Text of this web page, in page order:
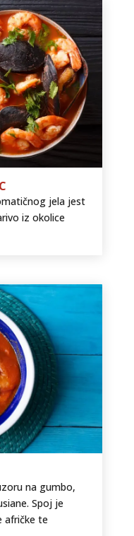
jela jest
iz okolice
na gumbo,
Spoj je
afričke te